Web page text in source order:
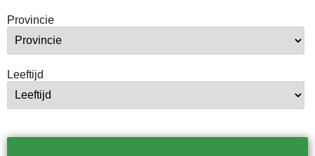
Provincie
Leeftijd